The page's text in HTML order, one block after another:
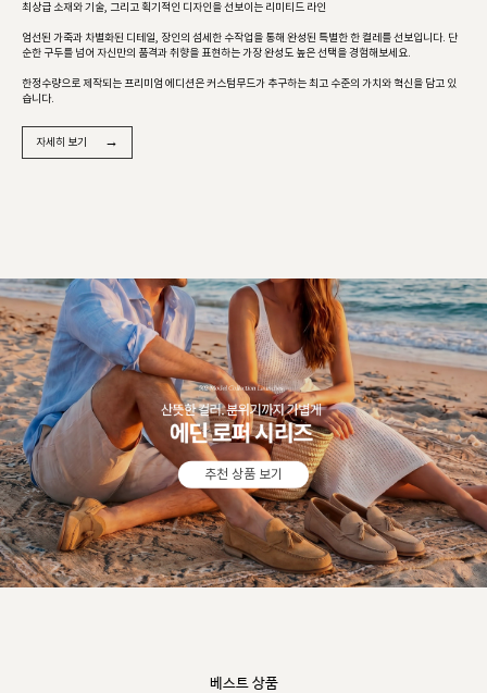
최상급 소재와 기술, 그리고 획기적인 디자인을 선보이는 리미티드 라인
엄선된 가죽과 차별화된 디테일, 장인의 섬세한 수작업을 통해 완성된 특별한 한 켤레를 선보입니다. 단
순한 구두를 넘어 자신만의 품격과 취향을 표현하는 가장 완성도 높은 선택을 경험해보세요.
한정수량으로 제작되는 프리미엄 에디션은 커스텀무드가 추구하는 최고 수준의 가치와 혁신을 담고 있
습니다.
자세히 보기 →
추천 상품 보기
베스트 상품